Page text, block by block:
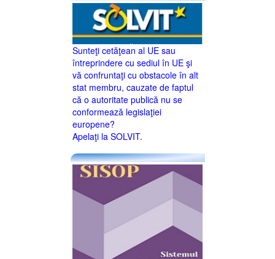
Sunteţi cetăţean al UE sau
întreprindere cu sediul în UE şi
vă confruntaţi cu obstacole în alt
stat membru, cauzate de faptul
că o autoritate publică nu se
conformează legislaţiei
europene?
Apelaţi la SOLVIT.